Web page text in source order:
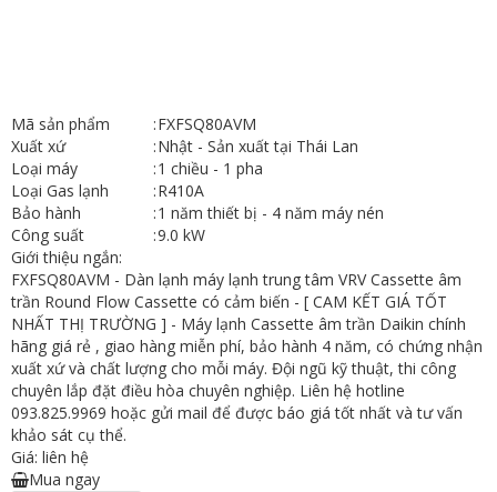
Mã sản phẩm :FXFSQ80AVM
Xuất xứ
:Nhật - Sản xuất tại Thái Lan
Loại máy
:1 chiều - 1 pha
Loại Gas lạnh
:R410A
Bảo hành
:1 năm thiết bị - 4 năm máy nén
Công suất
:9.0 kW
Giới thiệu ngắn:
FXFSQ80AVM - Dàn lạnh máy lạnh trung tâm VRV Cassette âm
trần Round Flow Cassette có cảm biến - [ CAM KẾT GIÁ TỐT
NHẤT THỊ TRƯỜNG ] - Máy lạnh Cassette âm trần Daikin chính
hãng giá rẻ , giao hàng miễn phí, bảo hành 4 năm, có chứng nhận
xuất xứ và chất lượng cho mỗi máy. Đội ngũ kỹ thuật, thi công
chuyên lắp đặt điều hòa chuyên nghiệp. Liên hệ hotline
093.825.9969 hoặc gửi mail để được báo giá tốt nhất và tư vấn
khảo sát cụ thể.
Giá: liên hệ
Mua ngay